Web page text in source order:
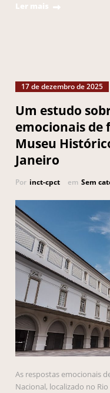
Ler mais
17 de dezembro de 2025
Um estudo
emocionais de
Museu
Janeiro
Por inct-cpct em Sem
As respostas emocionais
Nacional, localizado no